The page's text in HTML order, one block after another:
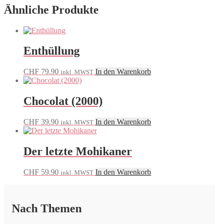
Ähnliche Produkte
Enthüllung
CHF 79.90 inkl. MWST In den Warenkorb
Chocolat (2000)
CHF 39.90 inkl. MWST In den Warenkorb
Der letzte Mohikaner
CHF 59.90 inkl. MWST In den Warenkorb
Nach Themen